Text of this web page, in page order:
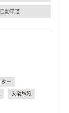
動車道
ター
入浴施設